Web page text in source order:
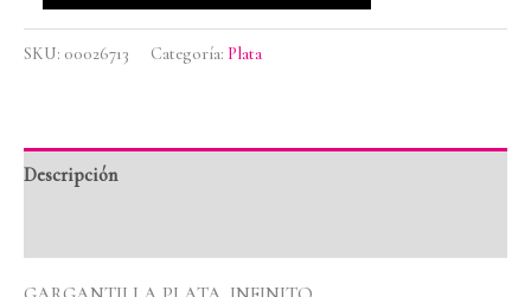
SKU: 00026713 Categoría: Plata
Descripción